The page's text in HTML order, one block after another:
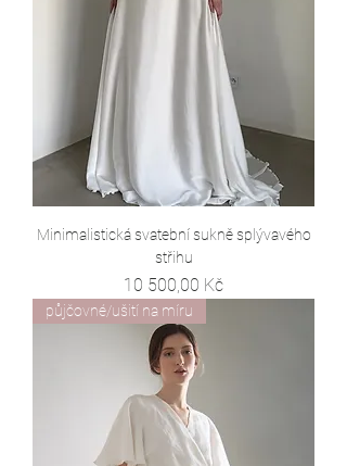
Minimalistická svatební sukně splývavého
střihu
Cena
10 500,00 Kč
půjčovné/ušití na míru